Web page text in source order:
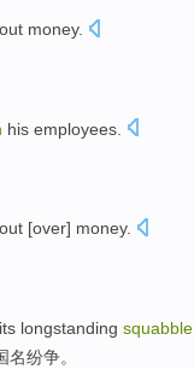
money.
his employees
[over] money.
its longstanding squabble
名纷争。